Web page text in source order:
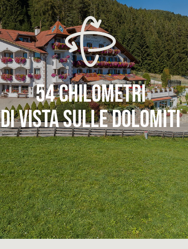
54 CHILOMETRI
DI VISTA SULLE DOLOMITI